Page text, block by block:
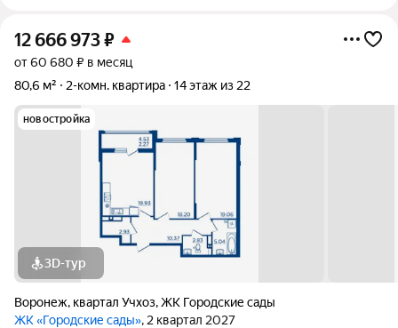
12 666 973₽
от 60 680 ₽ в месяц
80,6 м²
2-комн. квартира 14 этаж из 22
новостройка
3D-тур
Воронеж, квартал Учхоз,ЖК Городские сады
ЖК «Городские сады», 2 квартал 2027